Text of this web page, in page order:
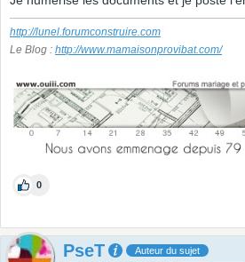
http://lunel.forumconstruire.com
Le Blog : http://www.mamaisonprovibat.com/
0
PseT Auteur du sujet